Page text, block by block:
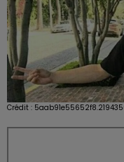
Crédit :